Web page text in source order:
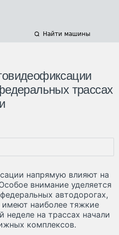
Найти машины
трассах
напрямую влияют на
внимание уделяется
автодорогах,
имеют наиболее тяжкие
неделе на трассах начали
комплексов.